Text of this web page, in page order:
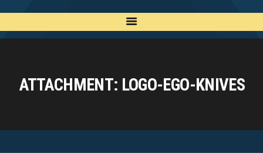
ATTACHMENT: LOGO-EGO-KNIVES
EXPOZANTI
EDITII
EN